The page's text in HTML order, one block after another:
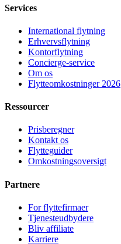
Services
International flytning
Erhvervsflytning
Kontorflytning
Concierge-service
Om os
Flytteomkostninger 2026
Ressourcer
Prisberegner
Kontakt os
Flytteguider
Omkostningsoversigt
Partnere
For flyttefirmaer
Tjenesteudbydere
Bliv affiliate
Karriere